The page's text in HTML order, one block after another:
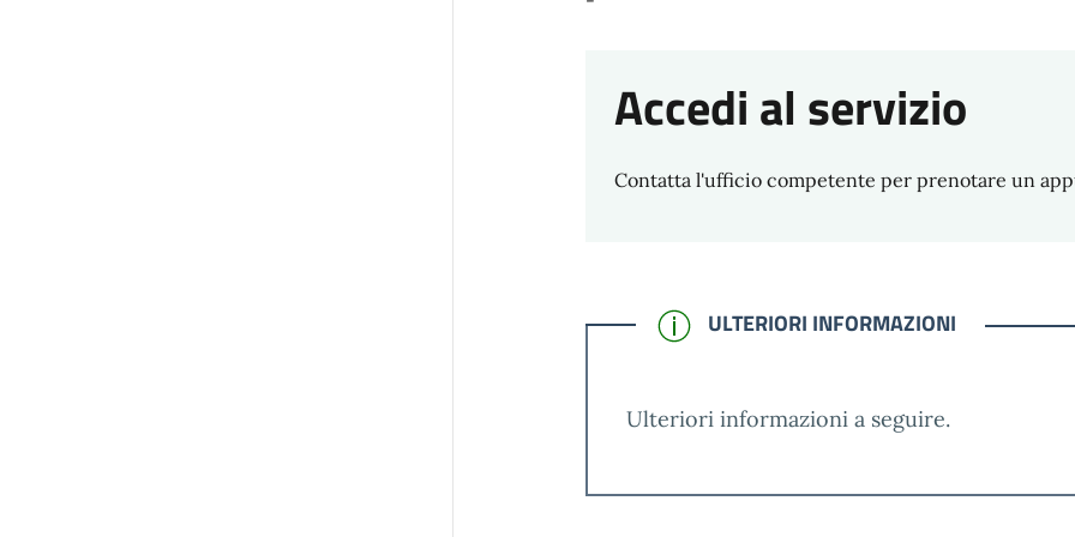
Accedi al servizio
Contatta l'ufficio competente per prenotare un
CONFERMATO
ULTERIORI INFORMAZIONI
Ulteriori informazioni a seguire.